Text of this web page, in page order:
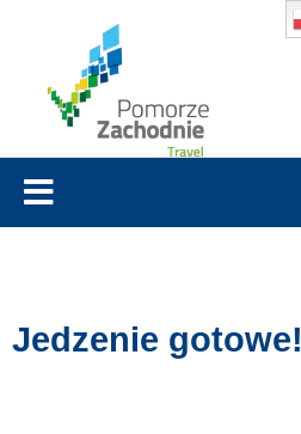
Jedzenie gotowe!